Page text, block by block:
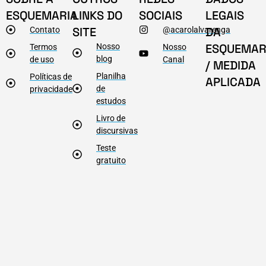
ESQUEMARIA
Contato
Termos
de uso
Políticas de
privacidade
LINKS DO
SITE
Nosso
blog
Planilha
de
estudos
Livro de
discursivas
Teste
gratuito
SOCIAIS
@acarolalvarenga
Nosso
Canal
LEGAIS
DA
/ MEDIDA
APLICADA